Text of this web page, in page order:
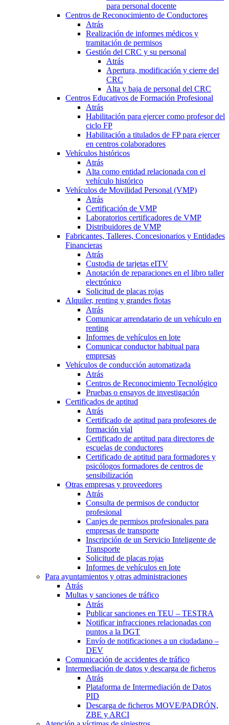
para personal docente
Centros de Reconocimiento de Conductores
Atrás
Realización de informes médicos y
tramitación de permisos
Gestión del CRC y su personal
Atrás
Apertura, modificación y cierre del
CRC
Alta y baja de personal del CRC
Centros Educativos de Formación Profesional
Atrás
Habilitación para ejercer como profesor del
ciclo FP
Habilitación a titulados de FP para ejercer
en centros colaboradores
Vehículos históricos
Atrás
Alta como entidad relacionada con el
vehículo histórico
Vehículos de Movilidad Personal (VMP)
Atrás
Certificación de VMP
Laboratorios certificadores de VMP
Distribuidores de VMP
Fabricantes, Talleres, Concesionarios y Entidades
Financieras
Atrás
Custodia de tarjetas eITV
Anotación de reparaciones en el libro taller
electrónico
Solicitud de placas rojas
Alquiler, renting y grandes flotas
Atrás
Comunicar arrendatario de un vehículo en
renting
Informes de vehículos en lote
Comunicar conductor habitual para
empresas
Vehículos de conducción automatizada
Atrás
Centros de Reconocimiento Tecnológico
Pruebas o ensayos de investigación
Certificados de aptitud
Atrás
Certificado de aptitud para profesores de
formación vial
Certificado de aptitud para directores de
escuelas de conductores
Certificado de aptitud para formadores y
psicólogos formadores de centros de
sensibilización
Otras empresas y proveedores
Atrás
Consulta de permisos de conductor
profesional
Canjes de permisos profesionales para
empresas de transporte
Inscripción de un Servicio Inteligente de
Transporte
Solicitud de placas rojas
Informes de vehículos en lote
Para ayuntamientos y otras administraciones
Atrás
Multas y sanciones de tráfico
Atrás
Publicar sanciones en TEU – TESTRA
Notificar infracciones relacionadas con
puntos a la DGT
Envío de notificaciones a un ciudadano –
DEV
Comunicación de accidentes de tráfico
Intermediación de datos y descarga de ficheros
Atrás
Plataforma de Intermediación de Datos
PID
Descarga de ficheros MOVE/PADRÓN,
ZBE y ARCI